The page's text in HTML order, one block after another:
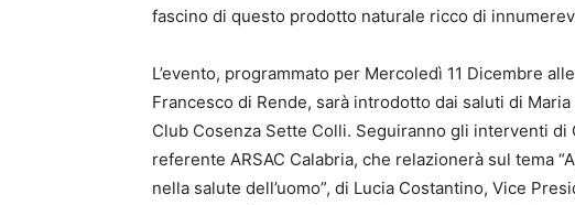
fascino di questo prodotto naturale ricco di
L’evento, programmato per Mercoledì 11 Dicembre
Francesco di Rende, sarà introdotto dai saluti di
Club Cosenza Sette Colli. Seguiranno gli interventi
referente ARSAC Calabria, che relazionerà sul tema
nella salute dell’uomo”, di Lucia Costantino, Vice